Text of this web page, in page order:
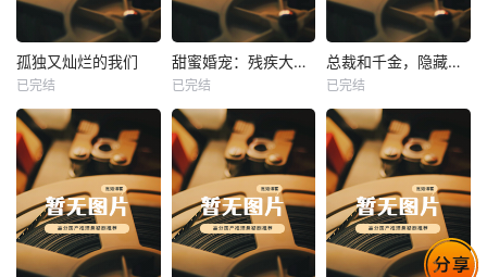
热播
未知
孤独又灿烂的我们
已完结
热播
未知
甜蜜婚宠：残疾大佬夜夜撩
已完结
热播
未知
总裁和千金，隐藏身份闪婚了
已完结